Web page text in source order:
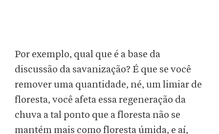
Por exemplo, qual que é a base da
discussão da savanização? É que se você
remover uma quantidade, né, um limiar de
floresta, você afeta essa regeneração da
chuva a tal ponto que a floresta não se
mantém mais como floresta úmida, e aí,